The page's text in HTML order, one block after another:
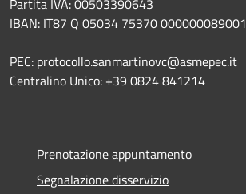
Partita IVA: 00503390643
IBAN: IT87 Q 05034 75370 000000089001
PEC: protocollo.sanmartinovc@asmepec.it
Centralino Unico: +39 0824 841214
Prenotazione appuntamento
Segnalazione disservizio